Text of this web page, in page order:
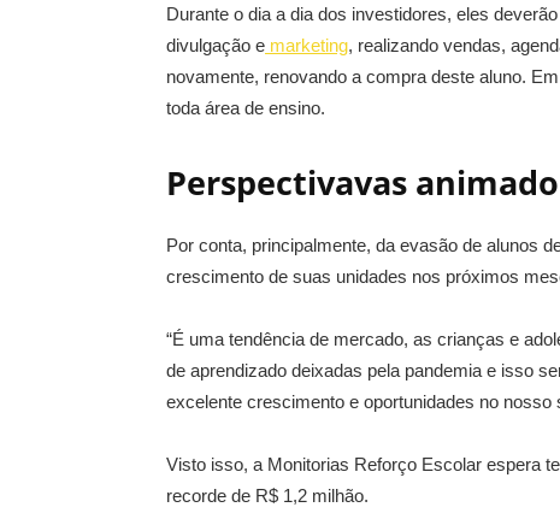
Durante o dia a dia dos investidores, eles
divulgação e marketing, realizando vendas,
novamente, renovando a compra deste aluno.
toda área de ensino.
Perspectivavas
Por conta, principalmente, da evasão de alunos
crescimento de suas unidades nos próximos
“É uma tendência de mercado, as crianças e
de aprendizado deixadas pela pandemia e isso
excelente crescimento e oportunidades no nosso
Visto isso, a Monitorias Reforço Escolar espera
recorde de R$ 1,2 milhão.